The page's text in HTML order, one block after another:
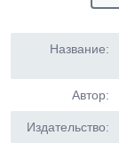
Название:
Автор:
Издательство: